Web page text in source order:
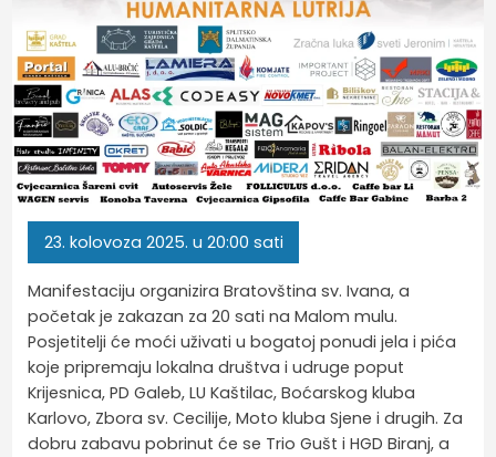
23. kolovoza 2025. u 20:00 sati
Manifestaciju organizira Bratovština sv. Ivana, a
početak je zakazan za 20 sati na Malom mulu.
Posjetitelji će moći uživati u bogatoj ponudi jela i pića
koje pripremaju lokalna društva i udruge poput
Krijesnica, PD Galeb, LU Kaštilac, Boćarskog kluba
Karlovo, Zbora sv. Cecilije, Moto kluba Sjene i drugih. Za
dobru zabavu pobrinut će se Trio Gušt i HGD Biranj, a